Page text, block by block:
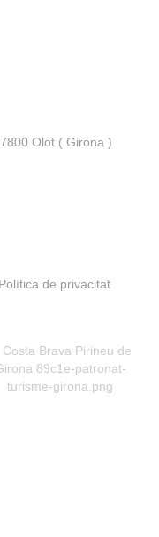
Olot ( Girona )
Política de privacitat